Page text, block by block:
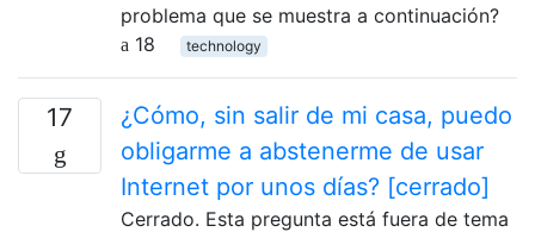
problema que se muestra a continuación?
18
technology
17
¿Cómo, sin salir de mi casa, puedo
obligarme a abstenerme de usar
Internet por unos días? [cerrado]
Cerrado. Esta pregunta está fuera de tema